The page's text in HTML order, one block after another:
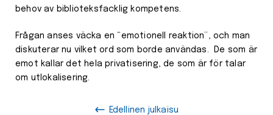
behov av biblioteksfacklig kompetens.
Frågan anses väcka en “emotionell reaktion”, och man
diskuterar nu vilket ord som borde användas. De som är
emot kallar det hela privatisering, de som är för talar
om utlokalisering.
Edellinen julkaisu